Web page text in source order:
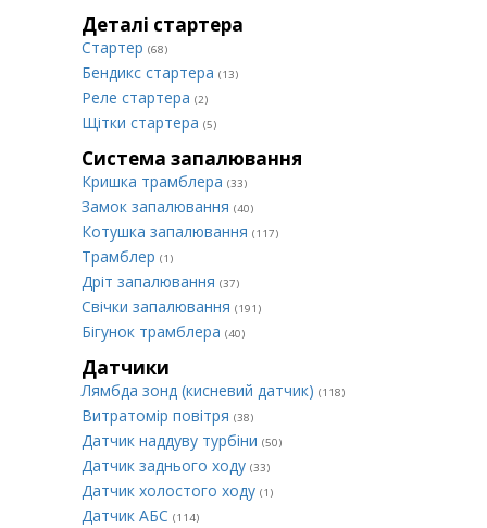
Деталі стартера
Стартер (68)
Бендикс стартера (13)
Реле стартера (2)
Щітки стартера (5)
Система запалювання
Кришка трамблера (33)
Замок запалювання (40)
Котушка запалювання (117)
Трамблер (1)
Дріт запалювання (37)
Свічки запалювання (191)
Бігунок трамблера (40)
Датчики
Лямбда зонд (кисневий датчик) (118)
Витратомір повітря (38)
Датчик наддуву турбіни (50)
Датчик заднього ходу (33)
Датчик холостого ходу (1)
Датчик АБС (114)